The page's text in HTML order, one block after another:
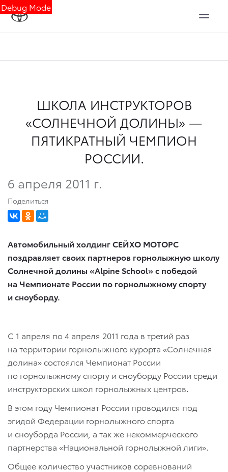
Debug Mode
ШКОЛА ИНСТРУКТОРОВ
«СОЛНЕЧНОЙ ДОЛИНЫ» —
ПЯТИКРАТНЫЙ ЧЕМПИОН
РОССИИ.
6 апреля 2011 г.
Поделиться
Автомобильный холдинг СЕЙХО МОТОРС
поздравляет своих партнеров горнолыжную школу
Солнечной долины «Alpine School» с победой
на Чемпионате России по горнолыжному спорту
и сноуборду.
С 1 апреля по 4 апреля 2011 года в третий раз
на территории горнолыжного курорта «Солнечная
долина» состоялся Чемпионат России
по горнолыжному спорту и сноуборду России среди
инструкторских школ горнолыжных центров.
В этом году Чемпионат России проводился под
эгидой Федерации горнолыжного спорта
и сноуборда России, а так же некоммерческого
партнерства «Национальной горнолыжной лиги».
Общее количество участников соревнований